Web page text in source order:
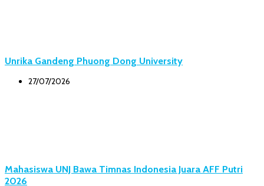
Unrika Gandeng Phuong Dong University
27/07/2026
Mahasiswa UNJ Bawa Timnas Indonesia Juara AFF Putri
2026